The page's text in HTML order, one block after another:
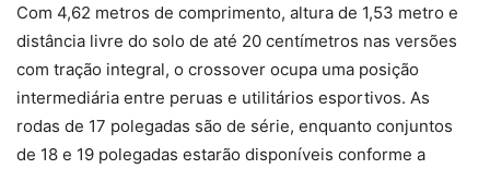
Com 4,62 metros de comprimento, altura de 1,53 metro e
distância livre do solo de até 20 centímetros nas versões
com tração integral, o crossover ocupa uma posição
intermediária entre peruas e utilitários esportivos. As
rodas de 17 polegadas são de série, enquanto conjuntos
de 18 e 19 polegadas estarão disponíveis conforme a